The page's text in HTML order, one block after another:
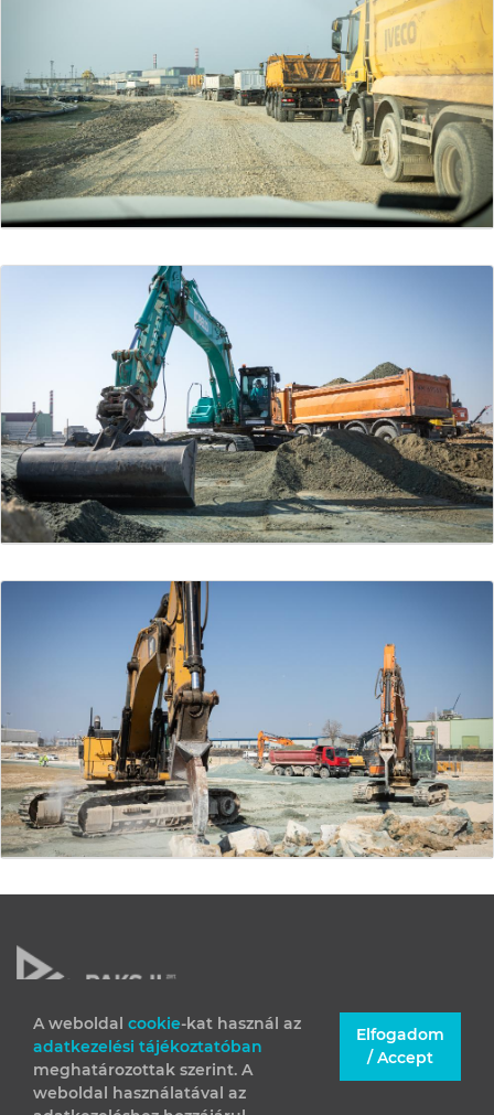
A weboldal cookie-kat használ az
adatkezelési tájékoztatóban
meghatározottak szerint. A
weboldal használatával az
Elfogadom
/ Accept
JOGI INFORMÁCIÓK
IMPRESSZUM